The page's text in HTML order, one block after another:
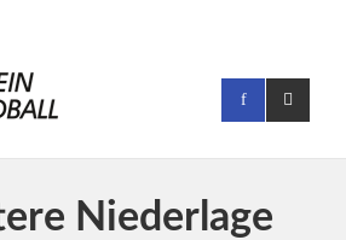
Niederlage